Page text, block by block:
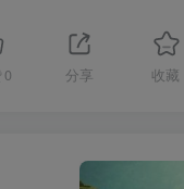
0 分享 收藏